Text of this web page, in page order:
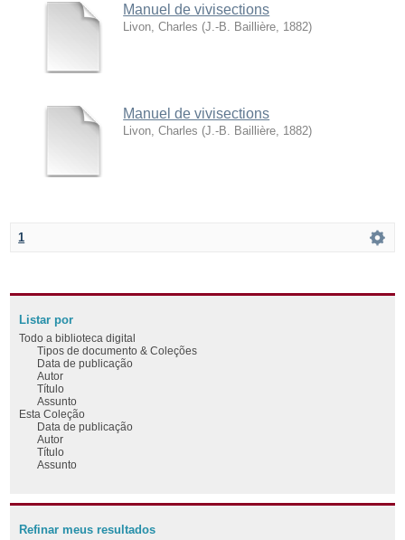
Manuel de vivisections
Livon, Charles (J.-B. Baillière 1882)
Manuel de vivisections
Livon, Charles (J.-B. Baillière 1882)
1
Listar por
Todo a biblioteca digital
Tipos de documento & Coleções
Data de publicação
Autor
Título
Assunto
Esta Coleção
Data de publicação
Autor
Título
Assunto
Refinar meus resultados